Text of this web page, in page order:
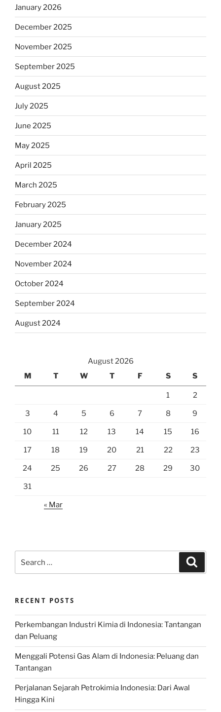
January 2026
December 2025
November 2025
September 2025
August 2025
July 2025
June 2025
May 2025
April 2025
March 2025
February 2025
January 2025
December 2024
November 2024
October 2024
September 2024
August 2024
August 2026
M
T W T F S S
1 2
3 4 5 6 7 8 9
10 11 12 13 14 15 16
17 18 19 20 21 22 23
24 25 26 27 28 29 30
31
« Mar
for:
RECENT POSTS
Perkembangan Industri Kimia di Indonesia: Tantangan
dan Peluang
Menggali Potensi Gas Alam di Indonesia: Peluang dan
Tantangan
Perjalanan Sejarah Petrokimia Indonesia: Dari Awal
Hingga Kini